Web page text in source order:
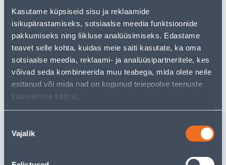
Kasutame küpsiseid sisu ja reklaamide
isikupärastamiseks, sotsiaalse meedia funktsioonide
pakkumiseks ning liikluse analüüsimiseks. Edastame
teavet selle kohta, kuidas meie saiti kasutate, ka oma
sotsiaalse meedia, reklaami- ja analüüsipartneritele, kes
võivad seda kombineerida muu teabega, mida olete neile
esitanud või mida nad on kogunud teiepoolse teenuste
kasutamise käigus.
valik
Vajalik
• 14-päevane tagastusõigus.
• HANKIJA LAOST TELLITAV TOODE
Tarne pole võimalik